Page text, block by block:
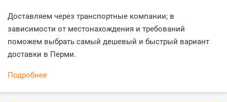
Доставляем через транспортные компании; в
зависимости от местонахождения и требований
поможем выбрать самый дешевый и быстрый вариант
доставки в Перми.
Подробнее